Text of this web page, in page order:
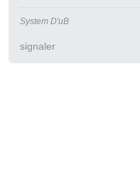
System D'uB
signaler